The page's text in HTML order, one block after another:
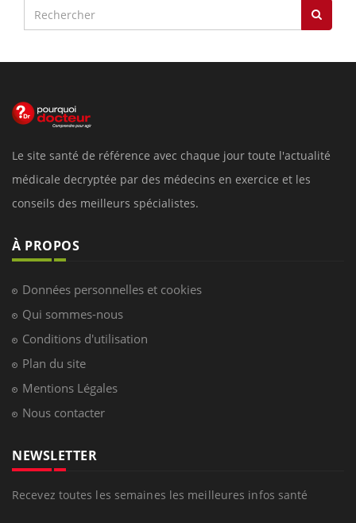
Le site santé de référence avec chaque jour toute l'actualité
médicale decryptée par des médecins en exercice et les
conseils des meilleurs spécialistes.
À PROPOS
Données personnelles et cookies
Qui sommes-nous
Conditions d'utilisation
Plan du site
Mentions Légales
Nous contacter
NEWSLETTER
Recevez toutes les semaines les meilleures infos santé